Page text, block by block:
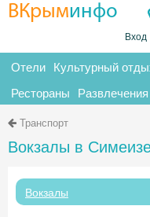
ВКрыминфо
Вход
Отели Культурный
Рестораны Развлечения
Транспорт
Вокзалы в
Вокзалы